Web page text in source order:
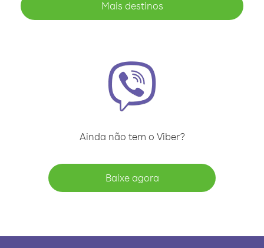
Mais destinos
Ainda não tem o Viber?
Baixe agora